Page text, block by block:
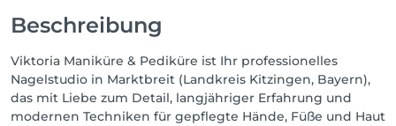
Beschreibung
Viktoria Maniküre & Pediküre ist Ihr professionelles
Nagelstudio in Marktbreit (Landkreis Kitzingen, Bayern),
das mit Liebe zum Detail, langjähriger Erfahrung und
modernen Techniken für gepflegte Hände, Füße und Haut